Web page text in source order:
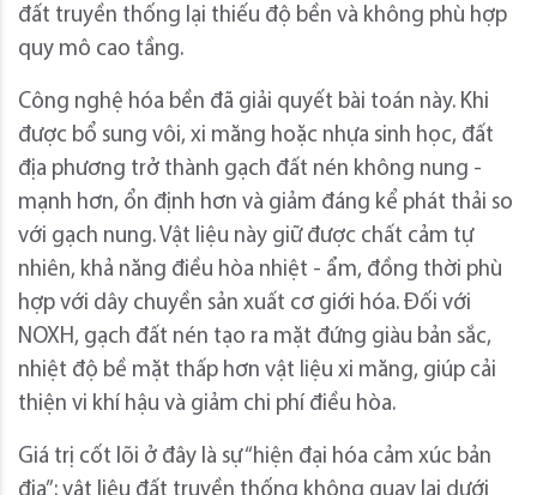
đất truyền thống lại thiếu độ bền và không phù hợp
quy mô cao tầng.
Công nghệ hóa bền đã giải quyết bài toán này. Khi
được bổ sung vôi, xi măng hoặc nhựa sinh học, đất
địa phương trở thành gạch đất nén không nung -
mạnh hơn, ổn định hơn và giảm đáng kể phát thải so
với gạch nung. Vật liệu này giữ được chất cảm tự
nhiên, khả năng điều hòa nhiệt - ẩm, đồng thời phù
hợp với dây chuyền sản xuất cơ giới hóa. Đối với
NOXH, gạch đất nén tạo ra mặt đứng giàu bản sắc,
nhiệt độ bề mặt thấp hơn vật liệu xi măng, giúp cải
thiện vi khí hậu và giảm chi phí điều hòa.
Giá trị cốt lõi ở đây là sự “hiện đại hóa cảm xúc bản